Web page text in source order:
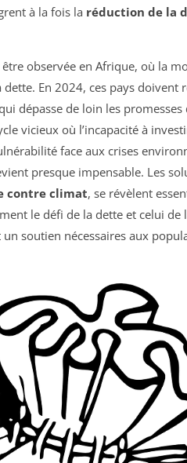
à la fois la réduction de la
observée en Afrique, où la
En 2024, ces pays doivent
dépasse de loin les
vicieux où l’incapacité à
face aux crises
presque impensable. Les
contre climat, se révèlent
le défi de la dette et celui de
soutien nécessaires aux